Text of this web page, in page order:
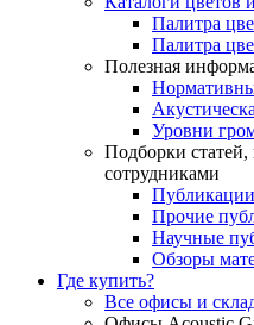
Палитра
Палитра
Полезная
Уровни
Подборки
сотрудниками
Прочие
Научные
Обзоры
Где купить?
Все офисы и